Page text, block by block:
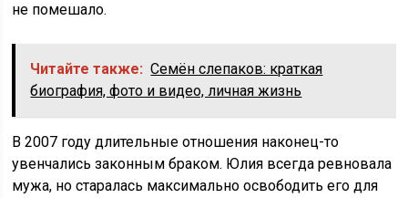
не помешало.
Читайте также: Семён слепаков: краткая
биография, фото и видео, личная жизнь
В 2007 году длительные отношения наконец-то
увенчались законным браком. Юлия всегда ревновала
мужа, но старалась максимально освободить его для